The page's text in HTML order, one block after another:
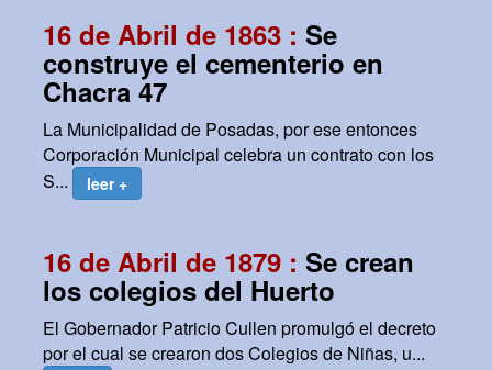
16 de Abril de 1863 : Se
construye el cementerio en
Chacra 47
La Municipalidad de Posadas, por ese entonces
Corporación Municipal celebra un contrato con los
S...
leer +
16 de Abril de 1879 : Se crean
los colegios del Huerto
El Gobernador Patricio Cullen promulgó el decreto
por el cual se crearon dos Colegios de Niñas, u...